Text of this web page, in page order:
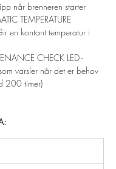
når brenneren starter
TEMPERATURE
en kontant temperatur i
CHECK LED -
varsler når det er behov
200 timer)